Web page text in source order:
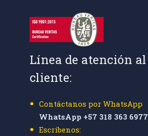
Línea de atención al
cliente:
Contáctanos por WhatsApp
WhatsApp +57 318 363 6977
Escríbenos: